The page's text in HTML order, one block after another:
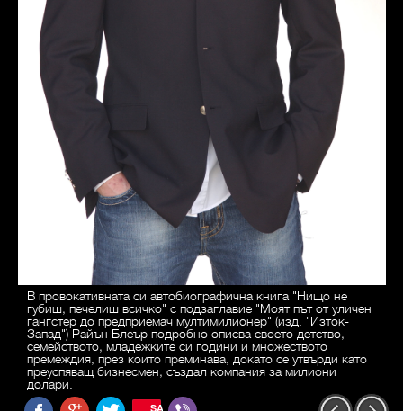
В провокативната си автобиографична книга "Нищо не
губиш, печелиш всичко" с подзаглавие "Моят път от уличен
гангстер до предприемач мултимилионер" (изд. "Изток-
Запад") Райън Блеър подробно описва своето детство,
семейството, младежките си години и множеството
премеждия, през които преминава, докато се утвърди като
преуспяващ бизнесмен, създал компания за милиони
долари.
SAVE